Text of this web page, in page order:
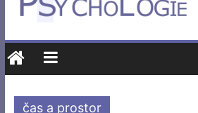
čas a prostor